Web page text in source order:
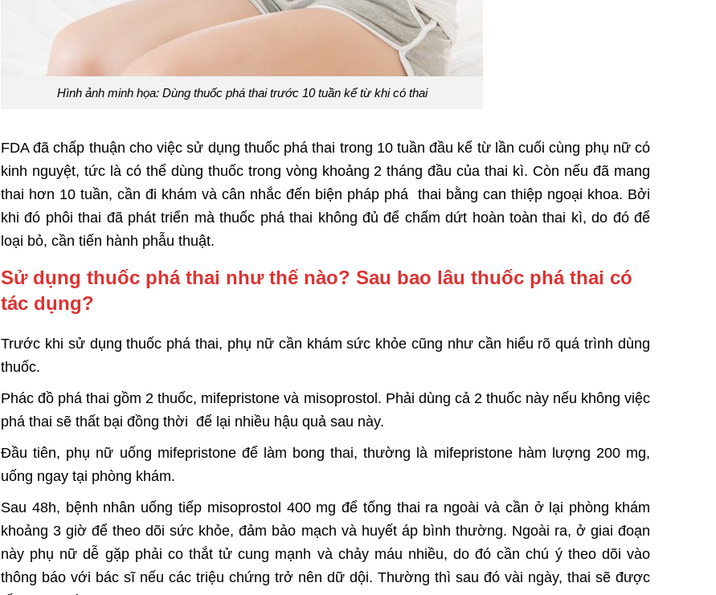
Hình ảnh minh họa: Dùng thuốc phá thai trước 10 tuần kể từ khi có thai
FDA đã chấp thuận cho việc sử dụng thuốc phá thai trong 10 tuần đầu kể từ lần cuối cùng phụ nữ có
kinh nguyệt, tức là có thể dùng thuốc trong vòng khoảng 2 tháng đầu của thai kì. Còn nếu đã mang
thai hơn 10 tuần, cần đi khám và cân nhắc đến biện pháp phá thai bằng can thiệp ngoại khoa. Bởi
khi đó phôi thai đã phát triển mà thuốc phá thai không đủ để chấm dứt hoàn toàn thai kì, do đó để
loại bỏ, cần tiến hành phẫu thuật.
Sử dụng thuốc phá thai như thế nào? Sau bao lâu thuốc phá thai có
tác dụng?
Trước khi sử dụng thuốc phá thai, phụ nữ cần khám sức khỏe cũng như cần hiểu rõ quá trình dùng
thuốc.
Phác đồ phá thai gồm 2 thuốc, mifepristone và misoprostol. Phải dùng cả 2 thuốc này nếu không việc
phá thai sẽ thất bại đồng thời để lại nhiều hậu quả sau này.
Đầu tiên, phụ nữ uống mifepristone để làm bong thai, thường là mifepristone hàm lượng 200 mg,
uống ngay tại phòng khám.
Sau 48h, bệnh nhân uống tiếp misoprostol 400 mg để tống thai ra ngoài và cần ở lại phòng khám
khoảng 3 giờ để theo dõi sức khỏe, đảm bảo mạch và huyết áp bình thường. Ngoài ra, ở giai đoạn
này phụ nữ dễ gặp phải co thắt tử cung mạnh và chảy máu nhiều, do đó cần chú ý theo dõi vào
thông báo với bác sĩ nếu các triệu chứng trở nên dữ dội. Thường thì sau đó vài ngày, thai sẽ được